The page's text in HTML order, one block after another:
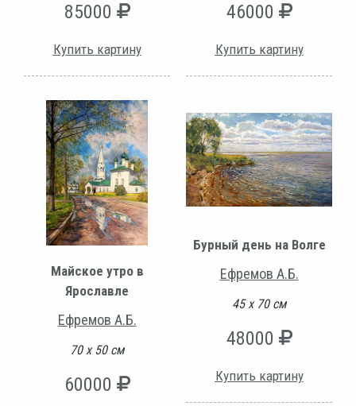
85000
Купить картину
46000
Купить картину
Майское утро в
Ярославле
Ефремов А.Б.
70 х 50 см
60000
Бурный день на Волге
Ефремов А.Б.
45 х 70 см
48000
Купить картину